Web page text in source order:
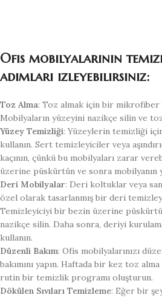
Ofis mobilyalarının
adımları izleyebilirsiniz:
Toz Alma: Toz almak için bir mikrofiber
Mobilyaların yüzeyini nazikçe silin ve
Yüzey Temizliği: Yüzeylerin temizliği
kullanın. Sert temizleyiciler veya
kaçının, çünkü bu mobilyaları zarar
üzerine püskürtün ve sonra mobilyanın
Deri Mobilyalar: Deri koltuklar veya
özel olarak tasarlanmış bir deri
Temizleyiciyi bir bezin üzerine
nazikçe silin. Daha sonra, deriyi
kullanın.
Düzenli Bakım: Ofis mobilyalarınızı
bakımını yapın. Haftada bir kez toz
rutin bir temizlik programı oluşturun.
Dökülen Sıvıları Temizleme: Eğer bir